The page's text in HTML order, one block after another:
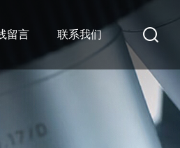
留言 联系我们